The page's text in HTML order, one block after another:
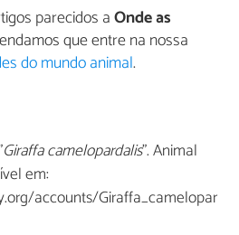
parecidos aOnde as
que entre na nossa
do mundo animal.
Giraffa camelopardalis". Animal
em:
accounts/Giraffa_camelopar